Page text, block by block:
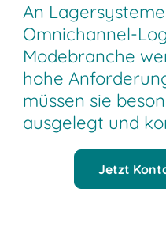
An
Omnichannel-
Modebranche
hohe
müssen sie
ausgelegt und
Jetzt